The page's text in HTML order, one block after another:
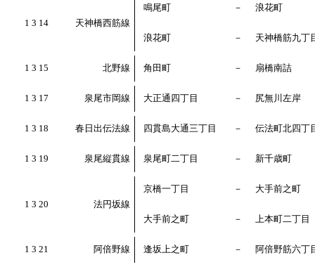
1 3 14 天神橋西筋線
鳴尾町 － 浪花町
浪花町 － 天神橋筋九丁
1 3 15 北野線 角田町 － 扇橋南詰
1 3 17 泉尾市岡線 大正通四丁目 － 尻無川左岸
1 3 18 春日出伝法線 四貫島大通三丁目 － 伝法町北四丁
1 3 19 泉尾縦貫線 泉尾町二丁目 － 新千歳町
1 3 20 法円坂線
京橋一丁目 － 大手前之町
大手前之町 － 上本町二丁目
1 3 21 阿倍野線 逢坂上之町 － 阿倍野筋六丁